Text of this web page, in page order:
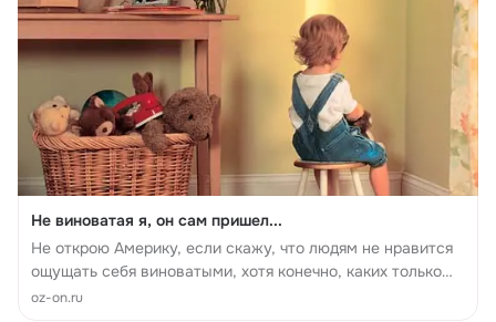
Не виноватая я, он сам пришел...
Не открою Америку, если скажу, что людям не нравится
ощущать себя виноватыми, хотя конечно, каких только
извращенцев не бывает. Мне во всяком случае точно не
oz-on.ru